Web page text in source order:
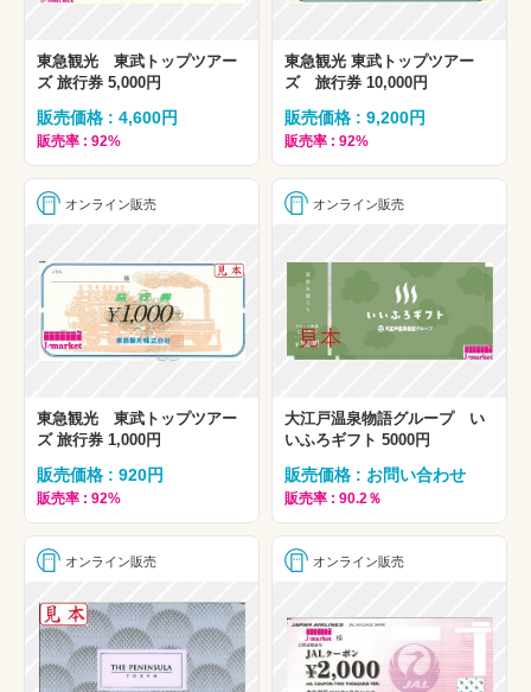
東急観光 東武トップツアー
ズ 旅行券 5,000円
販売価格 : 4,600円
販売率 : 92%
東急観光 東武トップツアー
ズ 旅行券 10,000円
販売価格 : 9,200円
販売率 : 92%
オンライン販売
東急観光 東武トップツアー
ズ 旅行券 1,000円
販売価格 : 920円
販売率 : 92%
オンライン販売
大江戸温泉物語グループ い
いふろギフト 5000円
販売価格 : お問い合わせ
販売率 : 90.2％
オンライン販売 オンライン販売